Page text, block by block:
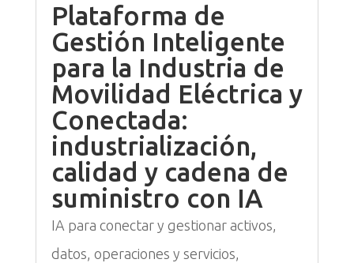
Plataforma de
Gestión Inteligente
para la Industria de
Movilidad Eléctrica y
Conectada:
industrialización,
calidad y cadena de
suministro con IA
IA para conectar y gestionar activos,
datos, operaciones y servicios,